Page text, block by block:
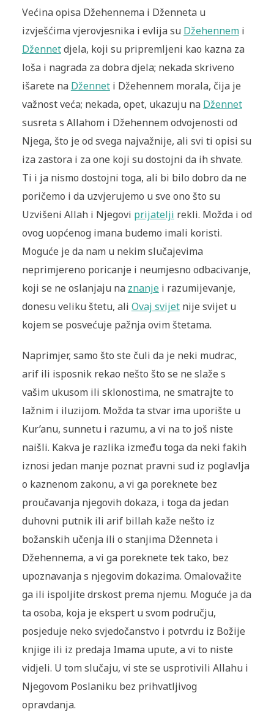
Većina opisa Džehennema i Dženneta u
izvješćima vjerovjesnika i evlija su Džehennemi
Džennetdjela, koji su pripremljeni kao kazna za
loša i nagrada za dobra djela; nekada skriveno
išarete na Dženneti Džehennem morala, čija je
važnost veća; nekada, opet, ukazuju na Džennet
susreta s Allahom i Džehennem odvojenosti od
Njega, što je od svega najvažnije, ali svi ti opisi su
iza zastora i za one koji su dostojni da ih shvate.
Ti i ja nismo dostojni toga, ali bi bilo dobro da ne
poričemo i da uzvjerujemo u sve ono što su
Uzvišeni Allah i Njegovi prijatelji rekli. Možda i od
ovog uopćenog imana budemo imali koristi.
Moguće je da nam u nekim slučajevima
neprimjereno poricanje i neumjesno odbacivanje,
koji se ne oslanjaju na znanjei razumijevanje,
donesu veliku štetu, ali Ovaj svijetnije svijet u
kojem se posvećuje pažnja ovim štetama.
Naprimjer, samo što ste čuli da je neki mudrac,
arif ili isposnik rekao nešto što se ne slaže s
vašim ukusom ili sklonostima, ne smatrajte to
lažnim i iluzijom. Možda ta stvar ima uporište u
Kur’anu, sunnetu i razumu, a vi na to još niste
naišli. Kakva je razlika između toga da neki fakih
iznosi jedan manje poznat pravni sud iz poglavlja
o kaznenom zakonu, a vi ga poreknete bez
proučavanja njegovih dokaza, i toga da jedan
duhovni putnik ili arif billah kaže nešto iz
božanskih učenja ili o stanjima Dženneta i
Džehennema, a vi ga poreknete tek tako, bez
upoznavanja s njegovim dokazima. Omalovažite
ga ili ispoljite drskost prema njemu. Moguće ja da
ta osoba, koja je ekspert u svom području,
posjeduje neko svjedočanstvo i potvrdu iz Božije
knjige ili iz predaja Imama upute, a vi to niste
vidjeli. U tom slučaju, vi ste se usprotivili Allahu i
Njegovom Poslaniku bez prihvatljivog
opravdanja.